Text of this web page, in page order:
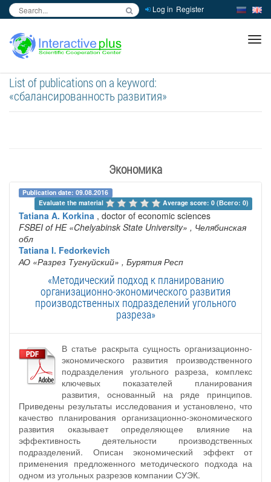
Log in Register
List of publications on a keyword:
«сбалансированность развития»
Экономика
Publication date: 09.08.2016
Evaluate the material
Average score: 0 (Всего: 0)
Tatiana A. Korkina , doctor of economic sciences
FSBEI of HE «Chelyabinsk State University» , Челябинская
обл
Tatiana I. Fedorkevich
АО «Разрез Тугнуйский» , Бурятия Респ
«Методический подход к планированию
организационно-экономического развития
производственных подразделений угольного
разреза»
В статье раскрыта сущность организационно-
экономического развития производственного
подразделения угольного разреза, комплекс
ключевых показателей планирования
развития, основанный на ряде принципов.
Приведены результаты исследования и установлено, что
качество планирования организационно-экономического
развития оказывает определяющее влияние на
эффективность деятельности производственных
подразделений. Описан экономический эффект от
применения предложенного методического подхода на
одном из угольных разрезов компании СУЭК.